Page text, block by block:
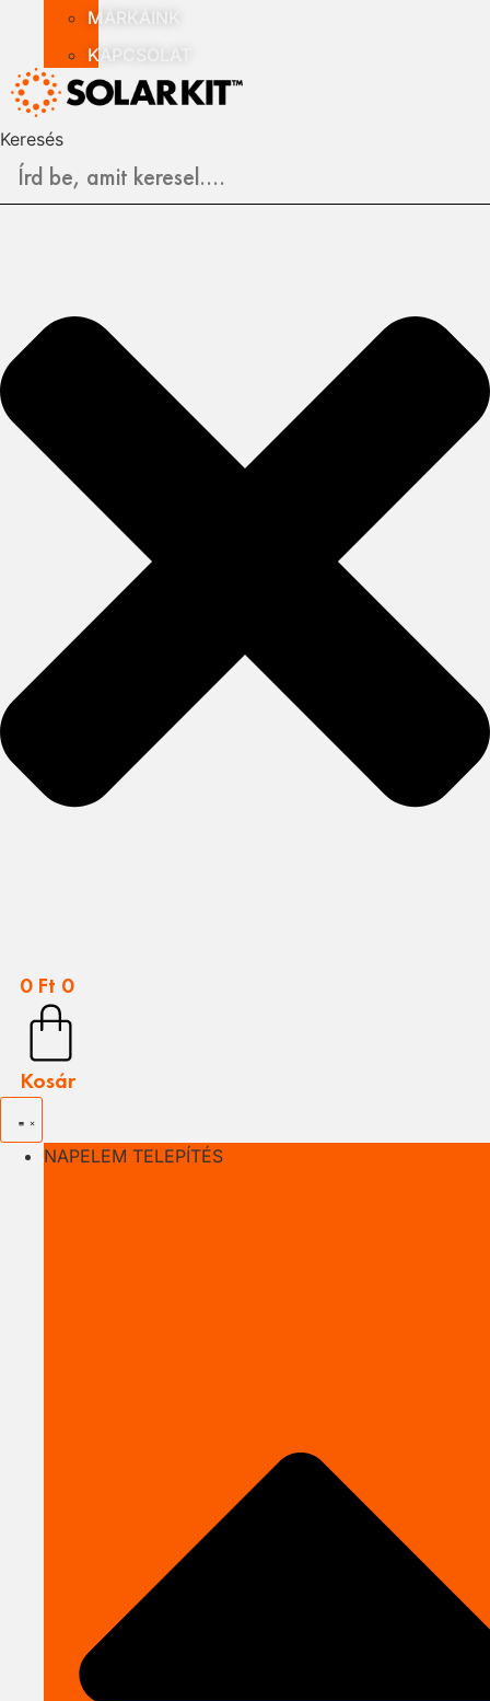
MÁRKÁINK
KAPCSOLAT
Keresés
0 Ft 0
Kosár
NAPELEM TELEPÍTÉS